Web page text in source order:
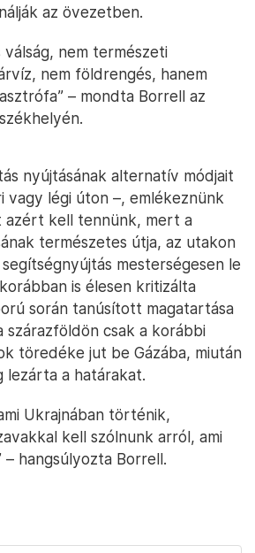
az övezetben.
válság, nem természeti
nem földrengés, hanem
– mondta Borrell az
nyújtásának alternatív módjait
vagy légi úton –, emlékeznünk
azért kell tennünk, mert a
természetes útja, az utakon
mesterségesen le
is élesen kritizálta
során tanúsított magatartása
szárazföldön csak a korábbi
töredéke jut be Gázába, miután
lezárta a határakat.
Ukrajnában történik,
kell szólnunk arról, ami
hangsúlyozta Borrell.